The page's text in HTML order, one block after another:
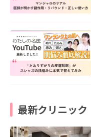
最新クリニック